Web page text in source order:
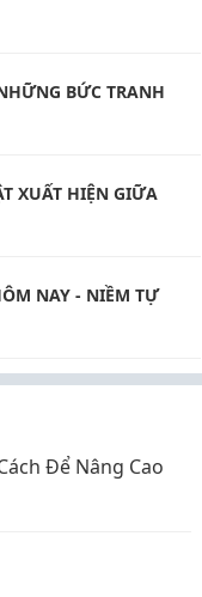
BỨC TRANH
XUẤT HIỆN GIỮA
NAY - NIỀM TỰ
Để Nâng Cao